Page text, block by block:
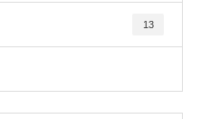
13